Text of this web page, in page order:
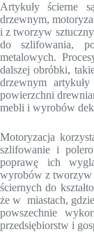
Artykuły ścierne
drzewnym,
i z tworzyw
do szlifowania,
metalowych.
dalszej obróbki,
drzewnym
powierzchni
mebli i wyrobów
Motoryzacja
szlifowanie i
poprawę ich
wyrobów z tworzyw
ściernych do
że w miastach,
powszechnie
przedsiębiorstw i